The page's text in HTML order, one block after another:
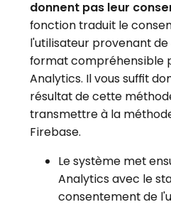
donnent pas leur
fonction traduit le
l'utilisateur provenant de
format compréhensible
Analytics. Il vous suffit
résultat de cette
transmettre à la
Firebase.
Le système met
Analytics avec le
consentement de